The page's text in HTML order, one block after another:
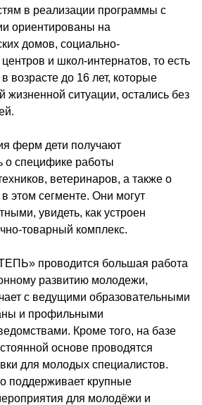
в реализации программы с
ориентированы на
домов, социально-
и школ-интернатов, то есть
возрасте до 16 лет, которые
жизненной ситуации, остались без
ферм дети получают
о специфике работы
ветеринаров, а также о
этом сегменте. Они могут
увидеть, как устроен
товарный комплекс.
проводится большая работа
развитию молодежи,
с ведущими образовательными
и профильными
Кроме того, на базе
основе проводятся
для молодых специалистов.
поддерживает крупные
для молодёжи и